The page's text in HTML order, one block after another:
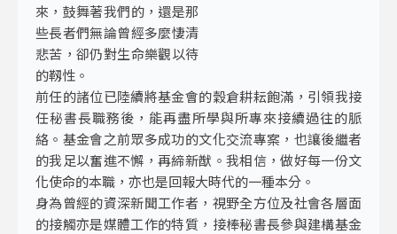
來，鼓舞著我們的，還是那
些長者們無論曾經多麼悽清
悲苦，卻仍對生命樂觀以待
的靱性。
前任的諸位已陸續將基金會的穀倉耕耘飽滿，引領我接
任秘書長職務後，能再盡所學與所專來接續過往的脈
絡。基金會之前眾多成功的文化交流專案，也讓後繼者
的我足以奮進不懈，再締新猷。我相信，做好每一份文
化使命的本職，亦也是回報大時代的一種本分。
身為曾經的資深新聞工作者，視野全方位及社會各層面
的接觸亦是媒體工作的特質，接棒秘書長參與建構基金